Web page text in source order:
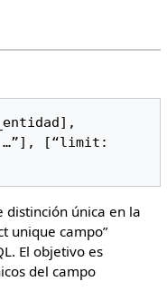
…”], [“limit:
distinción única en la
unique campo”
El objetivo es
del campo